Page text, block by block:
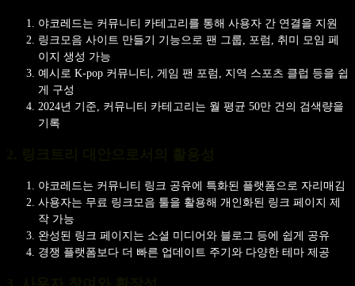
야코레드는 커뮤니티 카테고리를 통해 사용자 간 연결을 지원
링크모음 사이트 만들기 기능으로 팬 그룹, 포럼, 취미 모임 페
이지 생성 가능
예시로 K-pop 커뮤니티, 게임 팬 포럼, 지역 스포츠 클럽 등을 쉽
게 구성
2024년 기준, 커뮤니티 카테고리는 월 평균 50만 건의 검색량을
기록
야코레드는 커뮤니티 링크 공유에 특화된 플랫폼으로 자리매김
사용자는 무료 링크모음 툴을 활용해 개인화된 링크 페이지 제
작 가능
완성된 링크 페이지는 소셜 미디어와 블로그 등에 쉽게 공유
경쟁 플랫폼보다 더 빠른 업데이트 주기와 다양한 테마 제공